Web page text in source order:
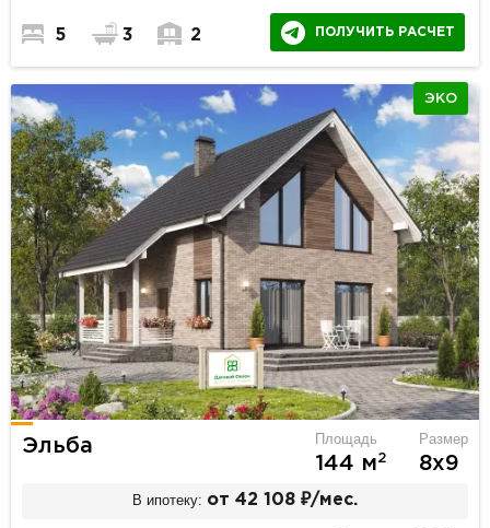
5 3 2 ПОЛУЧИТЬ РАСЧЕТ
ЭКО
Эльба Площадь
144 м2
Размер
8х9
В ипотеку: от 42 108 ₽/мес.